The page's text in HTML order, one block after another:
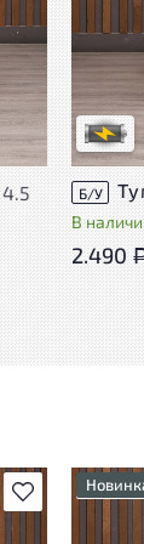
4.5
В
Б/У
В
2.490
В избранное